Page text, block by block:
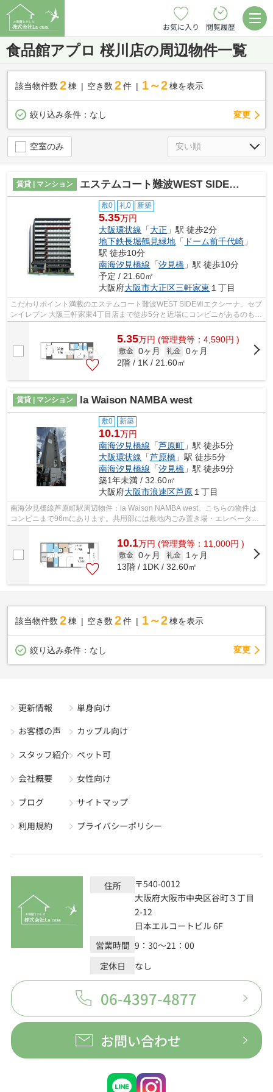
お気に入り 閲覧履歴
食品館アプロ 桜川店の周辺物件一覧
該当物件数 2棟 空き数 2 件 1～2 棟を表示
絞り込み条件： なし 変更
空室のみ
賃貸 | マンション エステムコート難波WEST SIDEⅦエクシーナ
敷0 礼0 新築
5.35万円
大阪環状線 「大正 」駅 徒歩2分
地下鉄長堀鶴見緑地 「 ドーム前千代崎 」
駅 徒歩10分
南海汐見橋線 「汐見橋 」駅 徒歩10分
予定 / 21.60㎡
大阪府大阪市大正区三軒家東 １丁目
こだわりポイント満載のエステムコート難波WEST SIDEⅦエクシーナ。セブ
ンイレブン 大阪三軒家東4丁目店まで徒歩5分と近場にコンビニがあるのもポ
イント。共用部にはエレベータ・敷地内...
5.35万円 (管理費等：4,590円 )
敷金 0ヶ月 礼金 0ヶ月
2階 / 1K / 21.60㎡
賃貸 | マンション la Waison NAMBA west
敷0 新築
10.1万円
南海汐見橋線 「芦原町 」駅 徒歩5分
大阪環状線 「芦原橋 」駅 徒歩5分
南海汐見橋線 「汐見橋 」駅 徒歩9分
築1年未満 / 32.60㎡
大阪府大阪市浪速区芦原 １丁目
南海汐見橋線芦原町駅周辺物件：la Waison NAMBA west。こちらの物件は
コンビニまで96mにあります。共用部には敷地内ごみ置き場・エレベータな
ど様々な設備やサービスが揃っているので...
10.1万円 (管理費等：11,000円 )
敷金 0ヶ月 礼金
1ヶ月
13階 / 1DK / 32.60㎡
該当物件数 2棟 空き数 2 件 1～2 棟を表示
絞り込み条件： なし 変更
更新情報
お客様の声
スタッフ紹介
会社概要
ブログ
利用規約
単身向け
カップル向け
ペット可
女性向け
サイトマップ
プライバシーポリシー
住所
〒540-0012
大阪府大阪市中央区谷町３丁目
2-12
日本エルコートビル 6F
営業時間 9：30～21：00
定休日
なし
06-4397-4877
お問い合わせ